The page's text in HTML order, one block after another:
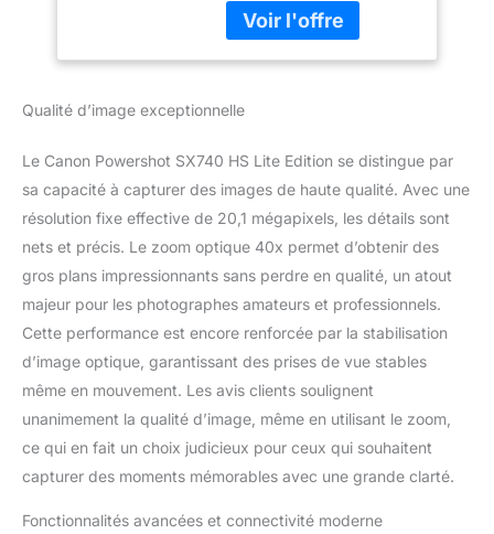
4K - Zoom 40x - Wi-Fi/
Bluetooth New Travel
Noir
Qualité d’image exceptionnelle
Le Canon Powershot SX740 HS Lite Edition se distingue par
sa capacité à capturer des images de haute qualité. Avec une
résolution fixe effective de 20,1 mégapixels, les détails sont
nets et précis. Le zoom optique 40x permet d’obtenir des
gros plans impressionnants sans perdre en qualité, un atout
majeur pour les photographes amateurs et professionnels.
Cette performance est encore renforcée par la stabilisation
d’image optique, garantissant des prises de vue stables
même en mouvement. Les avis clients soulignent
unanimement la qualité d’image, même en utilisant le zoom,
ce qui en fait un choix judicieux pour ceux qui souhaitent
capturer des moments mémorables avec une grande clarté.
Fonctionnalités avancées et connectivité moderne